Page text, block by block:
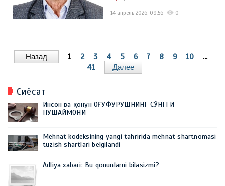
14 апрель 2026, 09:56 0
Назад 1 2 3 4 5 6 7 8 9 10
...
41
Далее
Сиёсат
Инсон ва қонун ОҒУФУРУШНИНГ СЎНГГИ
ПУШАЙМОНИ
Mehnat kodeksining yangi tahririda mehnat shartnomasi
tuzish shartlari belgilandi
Adliya xabari: Bu qonunlarni bilasizmi?